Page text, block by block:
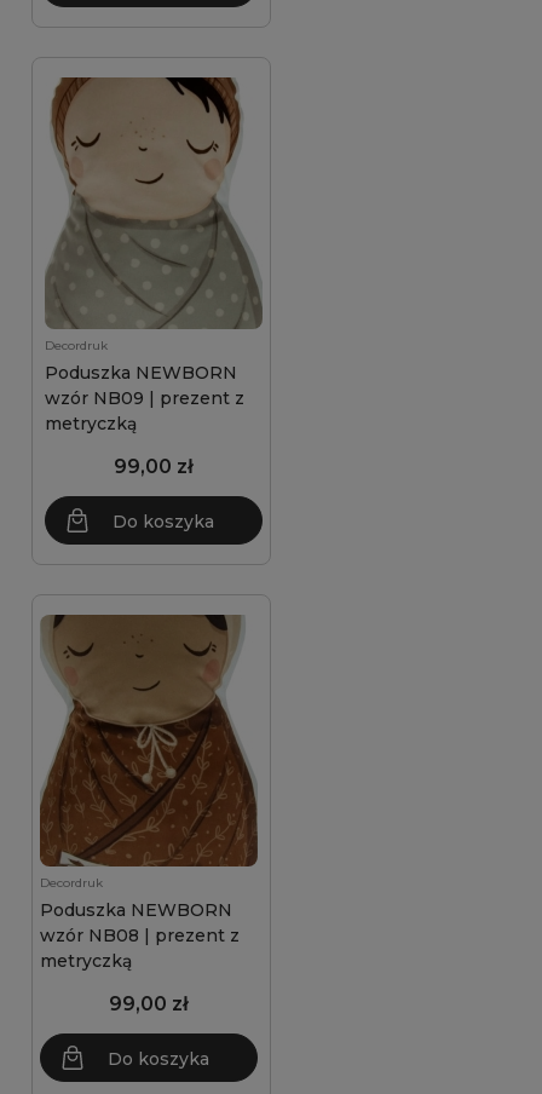
Decordruk
Poduszka NEWBORN
wzór NB09 | prezent z
metryczką
99,00 zł
Do koszyka
Decordruk
Poduszka NEWBORN
wzór NB08 | prezent z
metryczką
99,00 zł
Do koszyka